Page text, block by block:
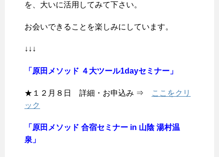
を、大いに活用してみて下さい。
お会いできることを楽しみにしています。
↓↓↓
「原田メソッド ４大ツール1dayセミナー」
★１２月８日 詳細・お申込み ⇒
ここをクリ
ック
「原田メソッド 合宿セミナー in 山陰 湯村温
泉」